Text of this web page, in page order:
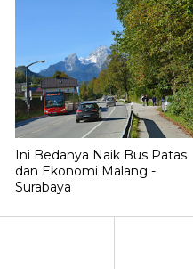
Ini Bedanya Naik Bus Patas
dan Ekonomi Malang -
Surabaya